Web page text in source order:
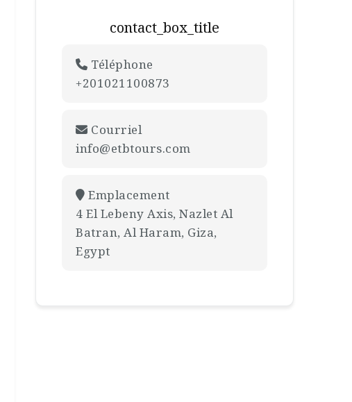
contact_box_title
Téléphone
+201021100873
Courriel
info@etbtours.com
Emplacement
4 El Lebeny Axis, Nazlet Al
Batran, Al Haram, Giza,
Egypt